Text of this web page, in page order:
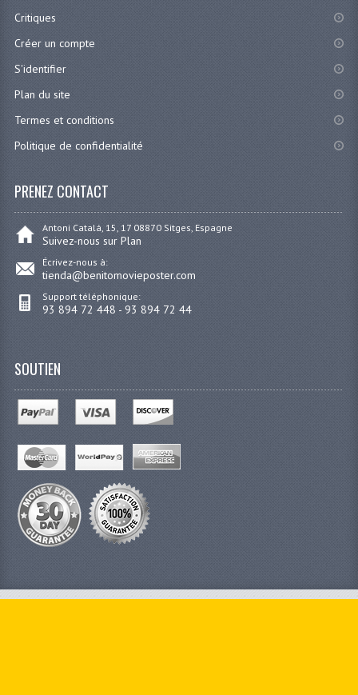
Critiques
Créer un compte
S'identifier
Plan du site
Termes et conditions
Politique de confidentialité
PRENEZ CONTACT
Antoni Catalá, 15, 17 08870 Sitges, Espagne
Suivez-nous sur Plan
Écrivez-nous à:
tienda@benitomovieposter.com
Support téléphonique:
93 894 72 448 - 93 894 72 44
SOUTIEN